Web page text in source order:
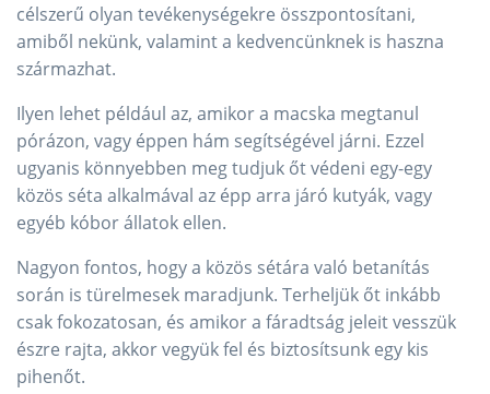
célszerű olyan tevékenységekre összpontosítani,
amiből nekünk, valamint a kedvencünknek is haszna
származhat.
Ilyen lehet például az, amikor a macska megtanul
pórázon, vagy éppen hám segítségével járni. Ezzel
ugyanis könnyebben meg tudjuk őt védeni egy-egy
közös séta alkalmával az épp arra járó kutyák, vagy
egyéb kóbor állatok ellen.
Nagyon fontos, hogy a közös sétára való betanítás
során is türelmesek maradjunk. Terheljük őt inkább
csak fokozatosan, és amikor a fáradtság jeleit vesszük
észre rajta, akkor vegyük fel és biztosítsunk egy kis
pihenőt.